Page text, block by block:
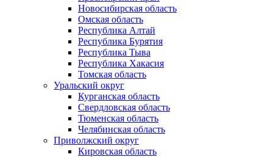
Новосибирская область
Омская область
Республика Алтай
Республика Бурятия
Республика Тыва
Республика Хакасия
Томская область
Уральский округ
Курганская область
Свердловская область
Тюменская область
Челябинская область
Приволжский округ
Кировская область